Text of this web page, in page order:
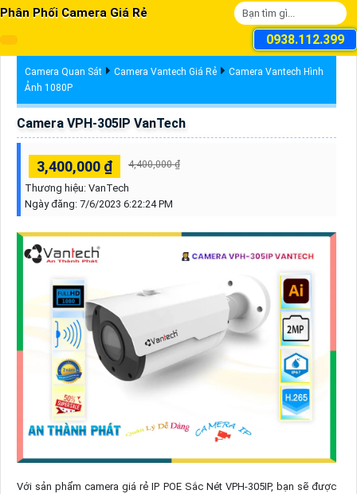
Phân Phối Camera Giá Rẻ
0938.112.399
Camera Quan Sát Camera Vantech Giá Rẻ
Camera Vantech Hình
Ảnh 1080P
Camera VPH-305IP VanTech
3,400,000 ₫ 4,400,000 ₫
Thương hiệu: VanTech
Ngày đăng: 7/6/2023 6:22:24 PM
Với sản phẩm camera giá rẻ IP POE Sắc Nét VPH-305IP, bạn sẽ được